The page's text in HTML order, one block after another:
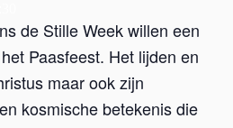
de Stille Week willen een
Paasfeest. Het lijden en
maar ook zijn
kosmische betekenis die